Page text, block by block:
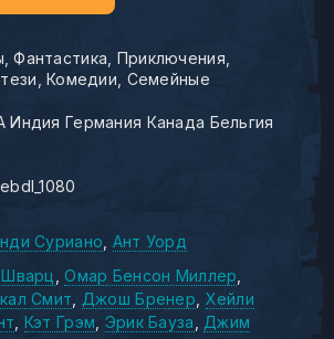
Фантастика Приключения
Комедии Семейные
Германия Канада Бельгия
Суриано Ант Уорд
Омар Бенсон Миллер
Смит
Джош Бренер Хейли
Кэт Грэм Эрик Бауза
Джим